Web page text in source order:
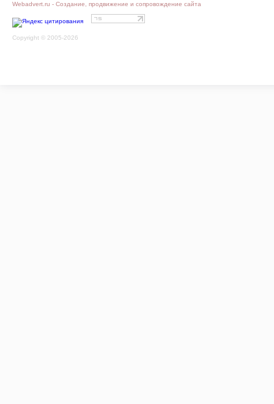
Webadvert.ru - Создание, продвижение и сопровождение сайта
Copyright © 2005-2026